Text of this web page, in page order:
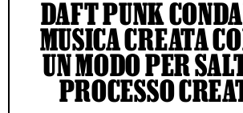
DAFT PUNK
MUSICA CREATA
UN MODO PER
PROCESSO